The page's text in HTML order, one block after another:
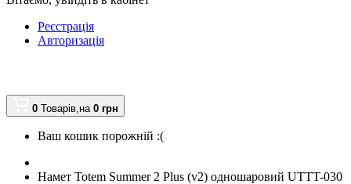
Реєстрація
Авторизація
0 Товарів,на 0 грн
Ваш кошик порожній :(
Намет Totem Summer 2 Plus (v2) одношаровий UTTT-030